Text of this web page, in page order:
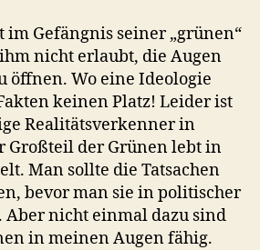
im Gefängnis seiner „grünen“
nicht erlaubt, die Augen
öffnen. Wo eine Ideologie
keinen Platz! Leider ist
Realitätsverkenner in
Großteil der Grünen lebt in
Man sollte die Tatsachen
bevor man sie in politischer
nicht einmal dazu sind
in meinen Augen fähig.